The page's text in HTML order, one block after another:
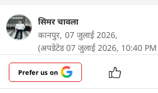
सिमर चावला
कानपुर, 07 जुलाई 2026,
(अपडेटेड 07 जुलाई 2026, 10:40
Prefer us on